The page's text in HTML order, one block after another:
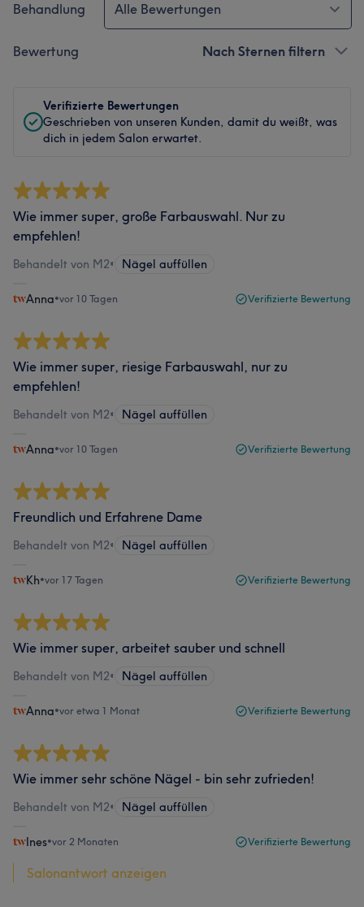
Behandlung Alle Bewertungen
Bewertung Nach Sternen filtern
Verifizierte Bewertungen
Geschrieben von unseren Kunden, damit du weißt, was
dich in jedem Salon erwartet.
Wie immer super, große Farbauswahl. Nur zu
empfehlen!
Behandelt von M2• Nägel auffüllen
Anna•vor 10 Tagen Verifizierte Bewertung
Wie immer super, riesige Farbauswahl, nur zu
empfehlen!
Behandelt von M2• Nägel auffüllen
Anna•vor 10 Tagen Verifizierte Bewertung
Freundlich und Erfahrene Dame
Behandelt von M2• Nägel auffüllen
Kh•vor 17 Tagen Verifizierte Bewertung
Wie immer super, arbeitet sauber und schnell
Behandelt von M2• Nägel auffüllen
Anna•vor etwa 1 Monat Verifizierte Bewertung
Wie immer sehr schöne Nägel - bin sehr zufrieden!
Behandelt von M2• Nägel auffüllen
Ines•vor 2 Monaten Verifizierte Bewertung
Salonantwort anzeigen